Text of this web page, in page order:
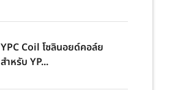
YPC Coil โซลินอยด์คอล์ย
สำหรับ YP...